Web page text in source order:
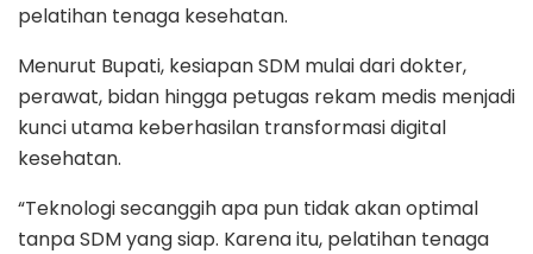
pelatihan tenaga kesehatan.
Menurut Bupati, kesiapan SDM mulai dari dokter,
perawat, bidan hingga petugas rekam medis menjadi
kunci utama keberhasilan transformasi digital
kesehatan.
“Teknologi secanggih apa pun tidak akan optimal
tanpa SDM yang siap. Karena itu, pelatihan tenaga